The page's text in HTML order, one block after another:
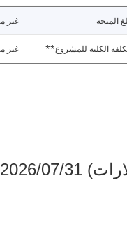
المنحة غير
الكلية للمشروع** غير
07/31